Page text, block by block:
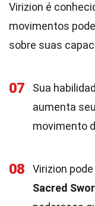
Virizion é
movimentos
sobre suas
07 Sua
aumenta
movimento
08
Virizion
Sacred